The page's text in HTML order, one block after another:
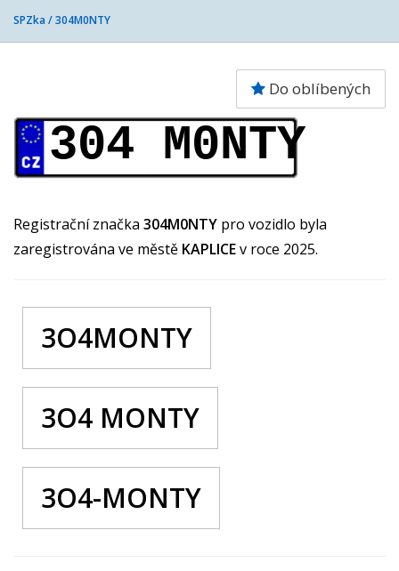
SPZka /304M0NTY
Do oblíbených
304 M0NTY
Registrační značka 304M0NTY pro vozidlo byla
zaregistrována ve městě KAPLICEv roce 2025.
3O4MONTY
3O4 MONTY
3O4-MONTY